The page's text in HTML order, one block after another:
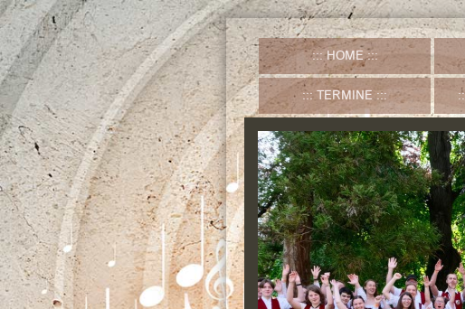
HOME
TERMINE